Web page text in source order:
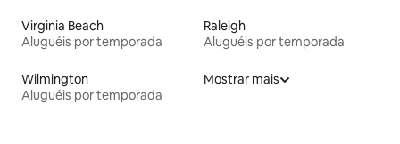
Virginia Beach
Aluguéis por temporada
Raleigh
Aluguéis por temporada
Wilmington
Aluguéis por temporada
Mostrar mais